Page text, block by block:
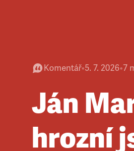
Komentář•5. 7. 2026•7
Ján
hrozní